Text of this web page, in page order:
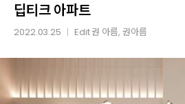
아파트
딥티크 아파트
2022.03.25 Edit권 아름, 권아름